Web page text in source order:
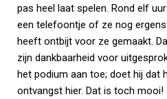
pas heel laat spelen. Rond elf
een telefoontje of ze nog
heeft ontbijt voor ze gemaakt.
zijn dankbaarheid voor
het podium aan toe; doet hij dat
ontvangst hier. Dat is toch